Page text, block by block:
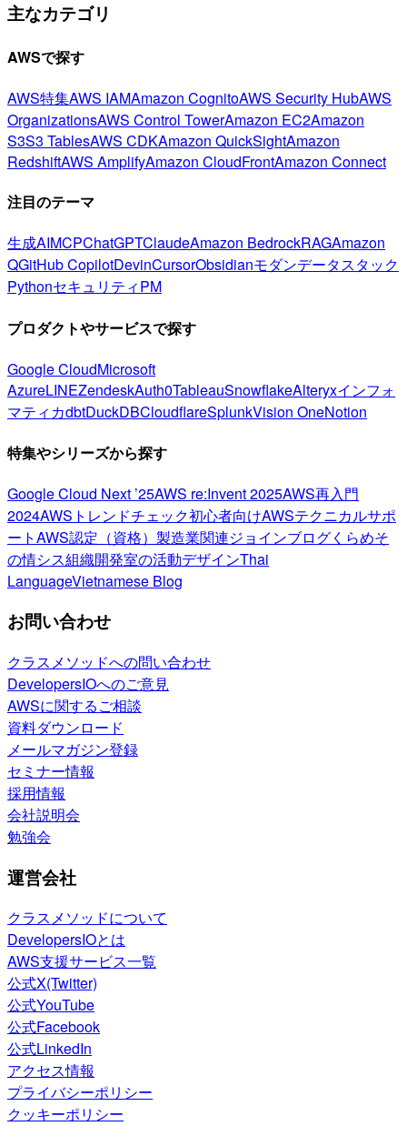
主なカテゴリ
AWSで探す
AWS特集AWS IAMAmazon CognitoAWS Security HubAWS
OrganizationsAWS Control TowerAmazon EC2Amazon
S3S3 TablesAWS CDKAmazon QuickSightAmazon
RedshiftAWS AmplifyAmazon CloudFrontAmazon Connect
注目のテーマ
生成AIMCPChatGPTClaudeAmazon BedrockRAGAmazon
QGitHub CopilotDevinCursorObsidianモダンデータスタック
PythonセキュリティPM
プロダクトやサービスで探す
Google CloudMicrosoft
AzureLINEZendeskAuth0TableauSnowflakeAlteryxインフォ
マティカdbtDuckDBCloudflareSplunkVision OneNotion
特集やシリーズから探す
Google Cloud Next ’25AWS re:Invent 2025AWS再入門
2024AWSトレンドチェック初心者向けAWSテクニカルサポ
ートAWS認定（資格） 製造業関連ジョインブログくらめそ
の情シス組織開発室の活動デザインThai
LanguageVietnamese Blog
お問い合わせ
クラスメソッドへの問い合わせ
DevelopersIOへのご意見
AWSに関するご相談
資料ダウンロード
メールマガジン登録
セミナー情報
採用情報
会社説明会
勉強会
運営会社
クラスメソッドについて
DevelopersIOとは
AWS支援サービス一覧
公式X(Twitter)
公式YouTube
公式Facebook
公式LinkedIn
アクセス情報
プライバシーポリシー
クッキーポリシー